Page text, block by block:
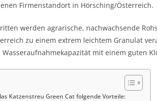
Firmenstandort in Hörsching/Österreich.
werden agrarische, nachwachsende
zu einem extrem leichtem Granulat
mit einem guten
Katzenstreu Green Cat folgende Vorteile: